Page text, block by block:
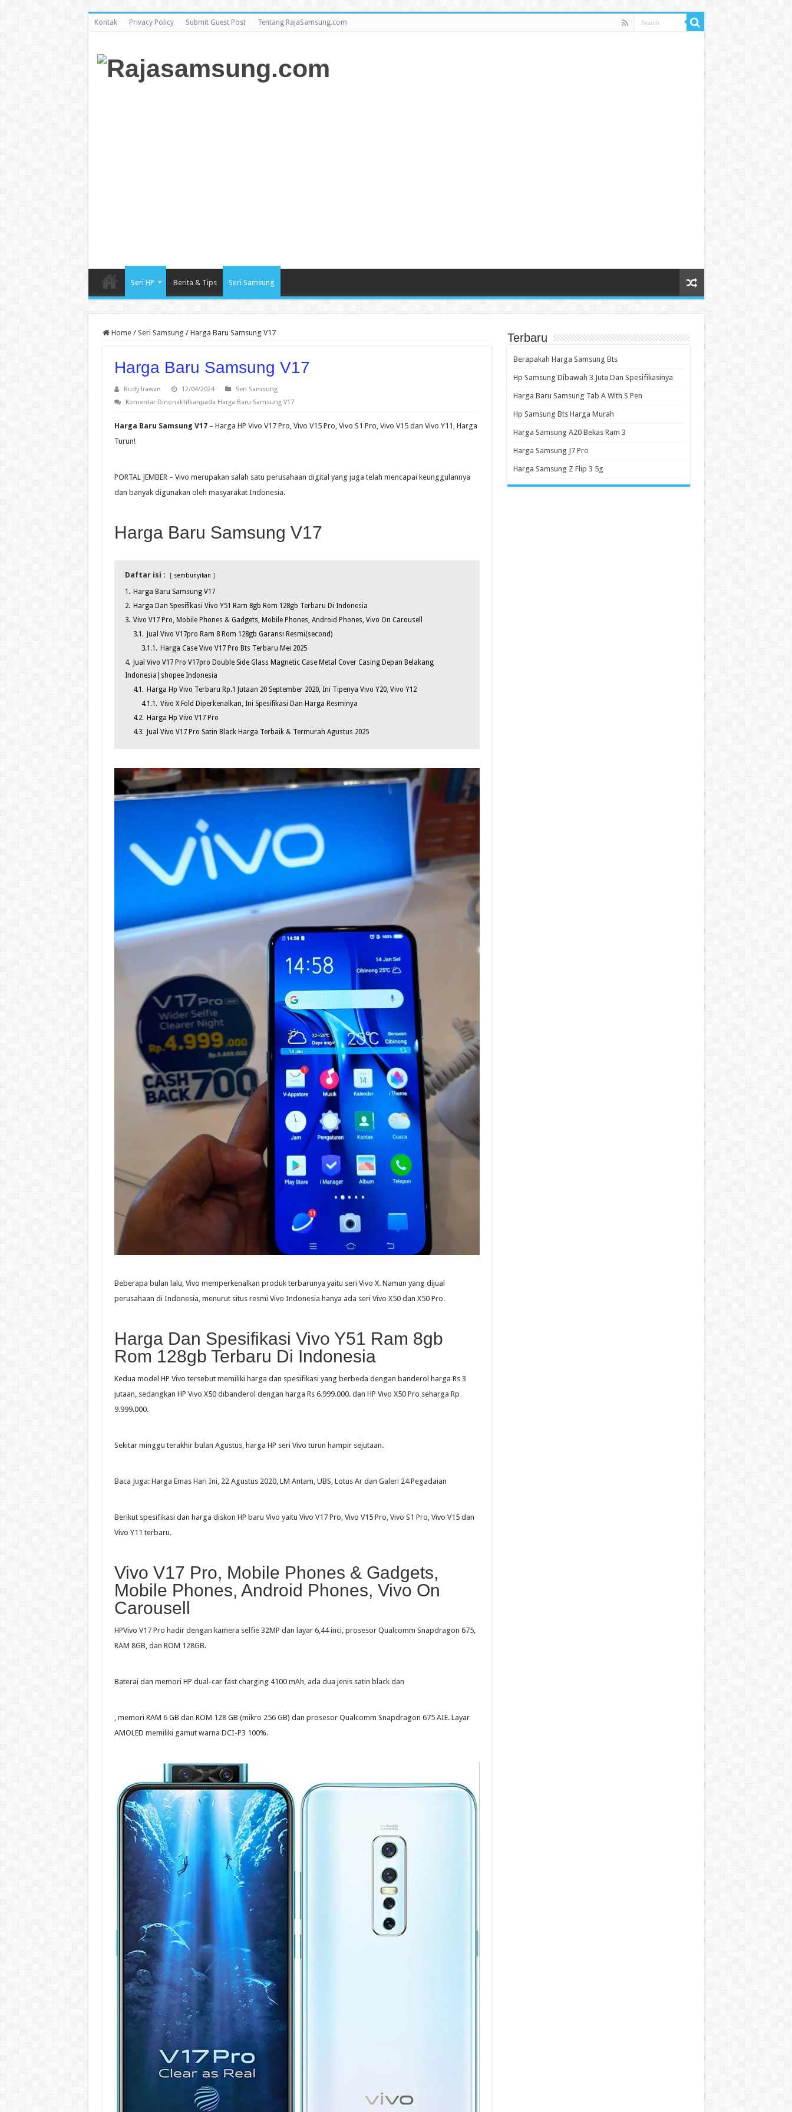
Kontak Privacy Policy Submit Guest Post Tentang RajaSamsung.com
Seri HP Berita & Tips Seri Samsung
Home / Seri Samsung / Harga Baru Samsung V17
Harga Baru Samsung V17
Rudy Irawan 12/04/2024
Seri Samsung
Komentar Dinonaktifkanpada Harga Baru Samsung V17
Harga Baru Samsung V17– Harga HP Vivo V17 Pro, Vivo V15 Pro, Vivo S1 Pro, Vivo V15 dan Vivo Y11, Harga
Turun!
PORTAL JEMBER – Vivo merupakan salah satu perusahaan digital yang juga telah mencapai keunggulannya
dan banyak digunakan oleh masyarakat Indonesia.
Harga Baru Samsung V17
Daftar isi : sembunyikan
1. Harga Baru Samsung V17
2. Harga Dan Spesifikasi Vivo Y51 Ram 8gb Rom 128gb Terbaru Di Indonesia
3. Vivo V17 Pro, Mobile Phones & Gadgets, Mobile Phones, Android Phones, Vivo On Carousell
3.1.
Jual Vivo V17pro Ram 8 Rom 128gb Garansi Resmi(second)
3.1.1. Harga Case Vivo V17 Pro Bts Terbaru Mei 2025
4.
Jual Vivo V17 Pro V17pro Double Side Glass Magnetic Case Metal Cover Casing Depan Belakang
Indonesia|shopee Indonesia
4.1. Harga Hp Vivo Terbaru Rp.1 Jutaan 20 September 2020, Ini Tipenya Vivo Y20, Vivo Y12
4.1.1. Vivo X Fold Diperkenalkan, Ini Spesifikasi Dan Harga Resminya
4.2. Harga Hp Vivo V17 Pro
4.3.
Jual Vivo V17 Pro Satin Black Harga Terbaik & Termurah Agustus 2025
Beberapa bulan lalu, Vivo memperkenalkan produk terbarunya yaitu seri Vivo X. Namun yang dijual
perusahaan di Indonesia, menurut situs resmi Vivo Indonesia hanya ada seri Vivo X50 dan X50 Pro.
Harga Dan Spesifikasi Vivo Y51 Ram 8gb
Rom 128gb Terbaru Di Indonesia
Kedua model HP Vivo tersebut memiliki harga dan spesifikasi yang berbeda dengan banderol harga Rs 3
jutaan, sedangkan HP Vivo X50 dibanderol dengan harga Rs 6.999.000. dan HP Vivo X50 Pro seharga Rp
9.999.000.
Sekitar minggu terakhir bulan Agustus, harga HP seri Vivo turun hampir sejutaan.
Baca Juga: Harga Emas Hari Ini, 22 Agustus 2020, LM Antam, UBS, Lotus Ar dan Galeri 24 Pegadaian
Berikut spesifikasi dan harga diskon HP baru Vivo yaitu Vivo V17 Pro, Vivo V15 Pro, Vivo S1 Pro, Vivo V15 dan
Vivo Y11 terbaru.
Vivo V17 Pro, Mobile Phones & Gadgets,
Mobile Phones, Android Phones, Vivo On
Carousell
HPVivo V17 Pro hadir dengan kamera selfie 32MP dan layar 6,44 inci, prosesor Qualcomm Snapdragon 675,
RAM 8GB, dan ROM 128GB.
Baterai dan memori HP dual-car fast charging 4100 mAh, ada dua jenis satin black dan
, memori RAM 6 GB dan ROM 128 GB (mikro 256 GB) dan prosesor Qualcomm Snapdragon 675 AIE. Layar
AMOLED memiliki gamut warna DCI-P3 100%.
Terbaru
Berapakah Harga Samsung Bts
Hp Samsung Dibawah 3 Juta Dan Spesifikasinya
Harga Baru Samsung Tab A With S Pen
Hp Samsung Bts Harga Murah
Harga Samsung A20 Bekas Ram 3
Harga Samsung J7 Pro
Harga Samsung Z Flip 3 5g